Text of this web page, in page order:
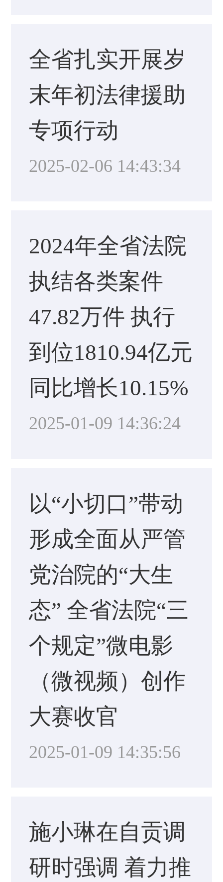
全省扎实开展岁
末年初法律援助
专项行动
2025-02-06 14:43:34
2024年全省法院
执结各类案件
47.82万件 执行
到位1810.94亿元
同比增长10.15%
2025-01-09 14:36:24
以“小切口”带动
形成全面从严管
党治院的“大生
态” 全省法院“三
个规定”微电影
（微视频）创作
大赛收官
2025-01-09 14:35:56
施小琳在自贡调
研时强调 着力推